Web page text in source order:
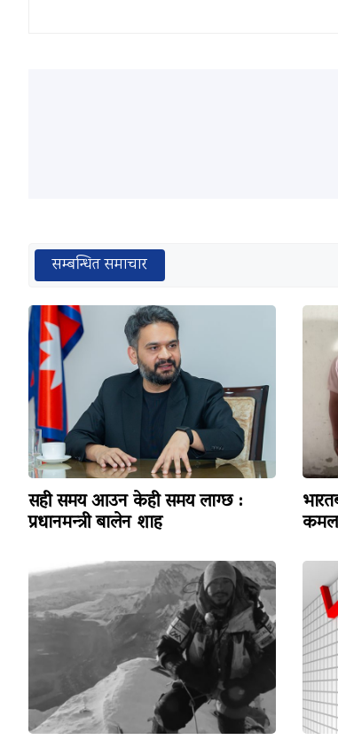
सम्बन्धित समाचार
सही समय आउन केही समय लाग्छ :
प्रधानमन्त्री बालेन शाह